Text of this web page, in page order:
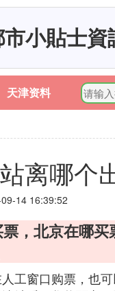
小貼士資
天津资料
离哪个
14 16:39:52
，北京在哪买
工窗口购票，也